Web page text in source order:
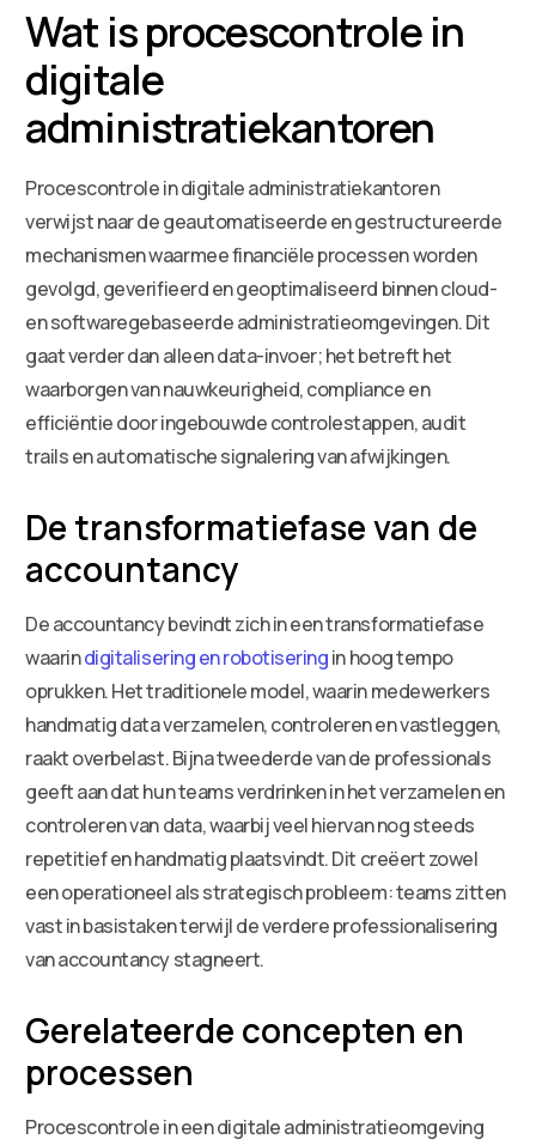
Wat is procescontrole in
digitale
administratiekantoren
Procescontrole in digitale administratiekantoren
verwijst naar de geautomatiseerde en gestructureerde
mechanismen waarmee financiële processen worden
gevolgd, geverifieerd en geoptimaliseerd binnen cloud-
en softwaregebaseerde administratieomgevingen. Dit
gaat verder dan alleen data-invoer; het betreft het
waarborgen van nauwkeurigheid, compliance en
efficiëntie door ingebouwde controlestappen, audit
trails en automatische signalering van afwijkingen.
De transformatiefase van de
accountancy
De accountancy bevindt zich in een transformatiefase
waarindigitalisering en robotiseringin hoog tempo
oprukken. Het traditionele model, waarin medewerkers
handmatig data verzamelen, controleren en vastleggen,
raakt overbelast. Bijna tweederde van de professionals
geeft aan dat hun teams verdrinken in het verzamelen en
controleren van data, waarbij veel hiervan nog steeds
repetitief en handmatig plaatsvindt. Dit creëert zowel
een operationeel als strategisch probleem: teams zitten
vast in basistaken terwijl de verdere professionalisering
van accountancy stagneert.
Gerelateerde concepten en
processen
Procescontrole in een digitale administratieomgeving